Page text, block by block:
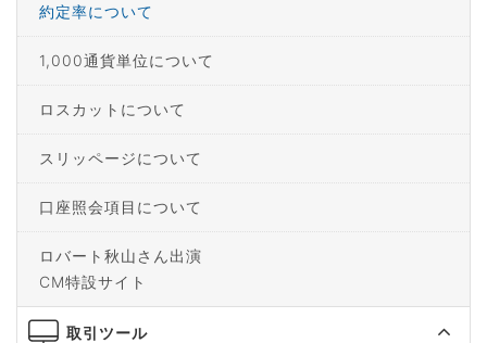
約定率について
1,000通貨単位について
ロスカットについて
スリッページについて
口座照会項目について
ロバート秋山さん出演
CM特設サイト
取引ツール